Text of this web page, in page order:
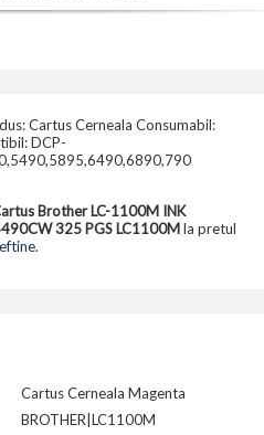
Cartus Cerneala Consumabil:
DCP-
Brother LC-1100M INK
325 PGS LC1100Mla pretul
.
Cartus Cerneala Magenta
BROTHER|LC1100M